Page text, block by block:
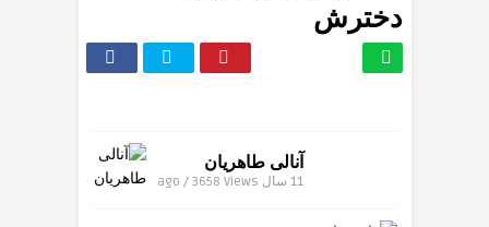
دخترش
آنالى طاهريان
11 سال ago / 3658 Views